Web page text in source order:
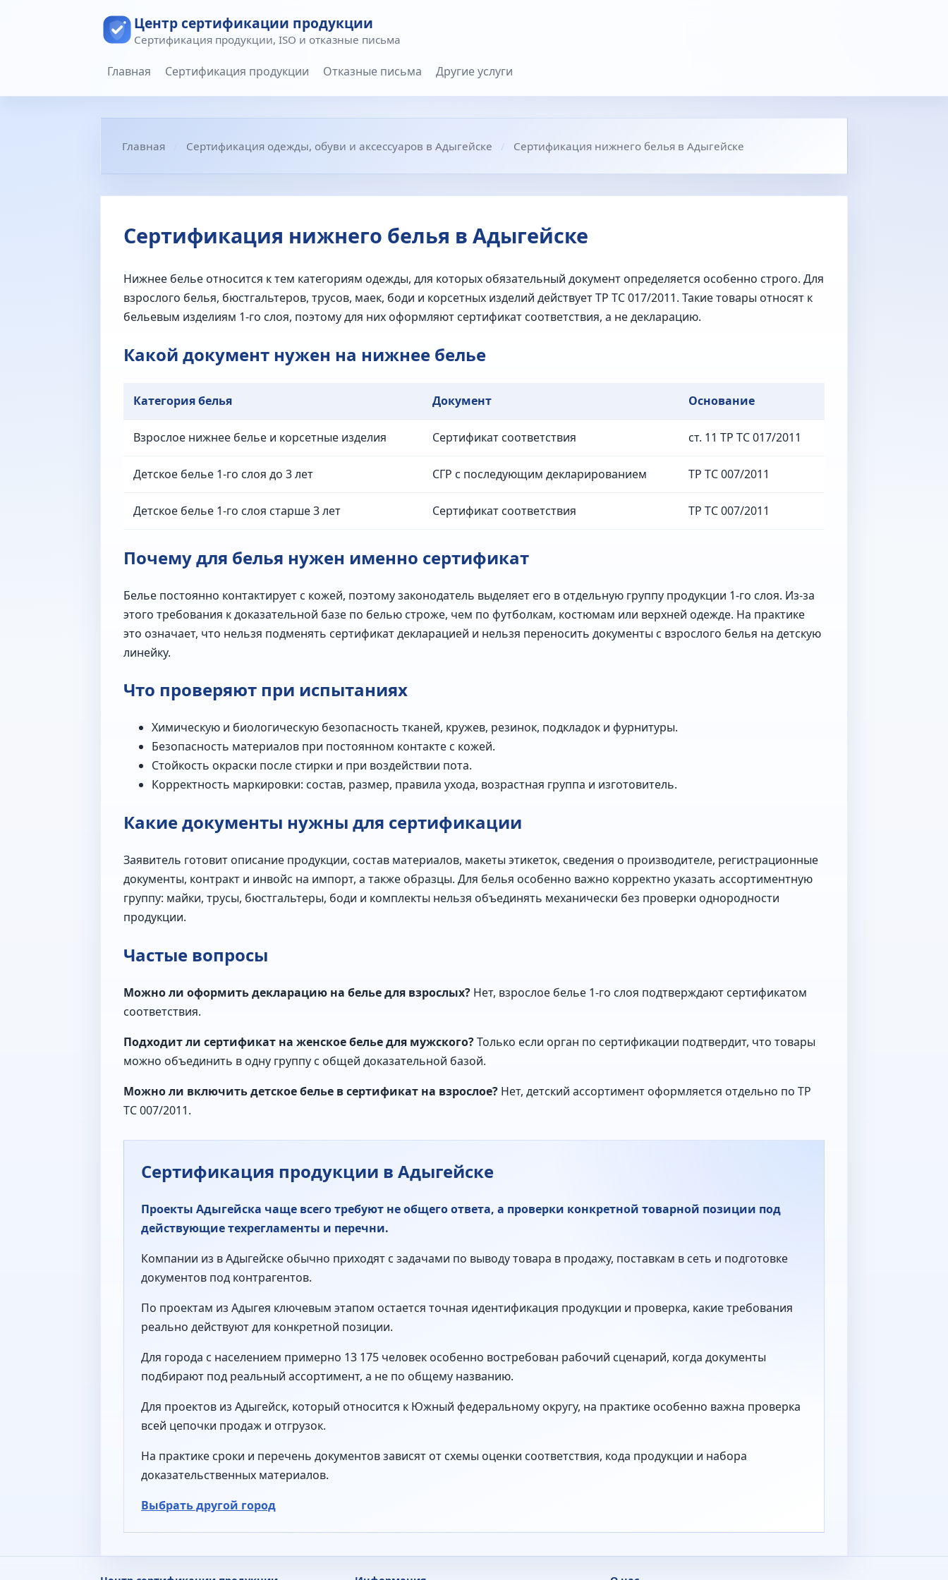
Центр сертификации продукции
Сертификация продукции, ISO и отказные письма
Главная Сертификация продукции Отказные письма Другие услуги
Главная Сертификация одежды, обуви и аксессуаров в Адыгейске Сертификация нижнего белья в Адыгейске
Сертификация нижнего белья в Адыгейске
Нижнее белье относится к тем категориям одежды, для которых обязательный документ определяется особенно строго. Для
взрослого белья, бюстгальтеров, трусов, маек, боди и корсетных изделий действует ТР ТС 017/2011. Такие товары относят к
бельевым изделиям 1-го слоя, поэтому для них оформляют сертификат соответствия, а не декларацию.
Какой документ нужен на нижнее белье
Категория белья Документ Основание
Взрослое нижнее белье и корсетные изделия Сертификат соответствия ст. 11 ТР ТС 017/2011
Детское белье 1-го слоя до 3 лет СГР с последующим декларированием ТР ТС 007/2011
Детское белье 1-го слоя старше 3 лет Сертификат соответствия ТР ТС 007/2011
Почему для белья нужен именно сертификат
Белье постоянно контактирует с кожей, поэтому законодатель выделяет его в отдельную группу продукции 1-го слоя. Из-за
этого требования к доказательной базе по белью строже, чем по футболкам, костюмам или верхней одежде. На практике
это означает, что нельзя подменять сертификат декларацией и нельзя переносить документы с взрослого белья на детскую
линейку.
Что проверяют при испытаниях
Химическую и биологическую безопасность тканей, кружев, резинок, подкладок и фурнитуры.
Безопасность материалов при постоянном контакте с кожей.
Стойкость окраски после стирки и при воздействии пота.
Корректность маркировки: состав, размер, правила ухода, возрастная группа и изготовитель.
Какие документы нужны для сертификации
Заявитель готовит описание продукции, состав материалов, макеты этикеток, сведения о производителе, регистрационные
документы, контракт и инвойс на импорт, а также образцы. Для белья особенно важно корректно указать ассортиментную
группу: майки, трусы, бюстгальтеры, боди и комплекты нельзя объединять механически без проверки однородности
продукции.
Частые вопросы
Можно ли оформить декларацию на белье для взрослых? Нет, взрослое белье 1-го слоя подтверждают сертификатом
соответствия.
Подходит ли сертификат на женское белье для мужского?Только если орган по сертификации подтвердит, что товары
можно объединить в одну группу с общей доказательной базой.
Можно ли включить детское белье в сертификат на взрослое? Нет, детский ассортимент оформляется отдельно по ТР
ТС 007/2011.
Сертификация продукции в Адыгейске
Проекты Адыгейска чаще всего требуют не общего ответа, а проверки конкретной товарной позиции под
действующие техрегламенты и перечни.
Компании из в Адыгейске обычно приходят с задачами по выводу товара в продажу, поставкам в сеть и подготовке
документов под контрагентов.
По проектам из Адыгея ключевым этапом остается точная идентификация продукции и проверка, какие требования
реально действуют для конкретной позиции.
Для города с населением примерно 13 175 человек особенно востребован рабочий сценарий, когда документы
подбирают под реальный ассортимент, а не по общему названию.
Для проектов из Адыгейск, который относится к Южный федеральному округу, на практике особенно важна проверка
всей цепочки продаж и отгрузок.
На практике сроки и перечень документов зависят от схемы оценки соответствия, кода продукции и набора
доказательственных материалов.
Выбрать другой город